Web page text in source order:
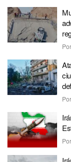
Por
Por
Por